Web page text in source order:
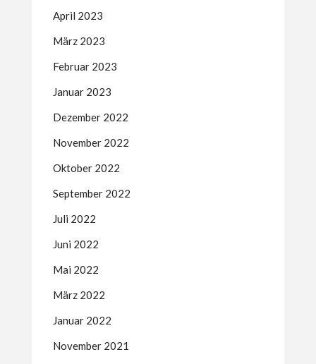
April 2023
März 2023
Februar 2023
Januar 2023
Dezember 2022
November 2022
Oktober 2022
September 2022
Juli 2022
Juni 2022
Mai 2022
März 2022
Januar 2022
November 2021